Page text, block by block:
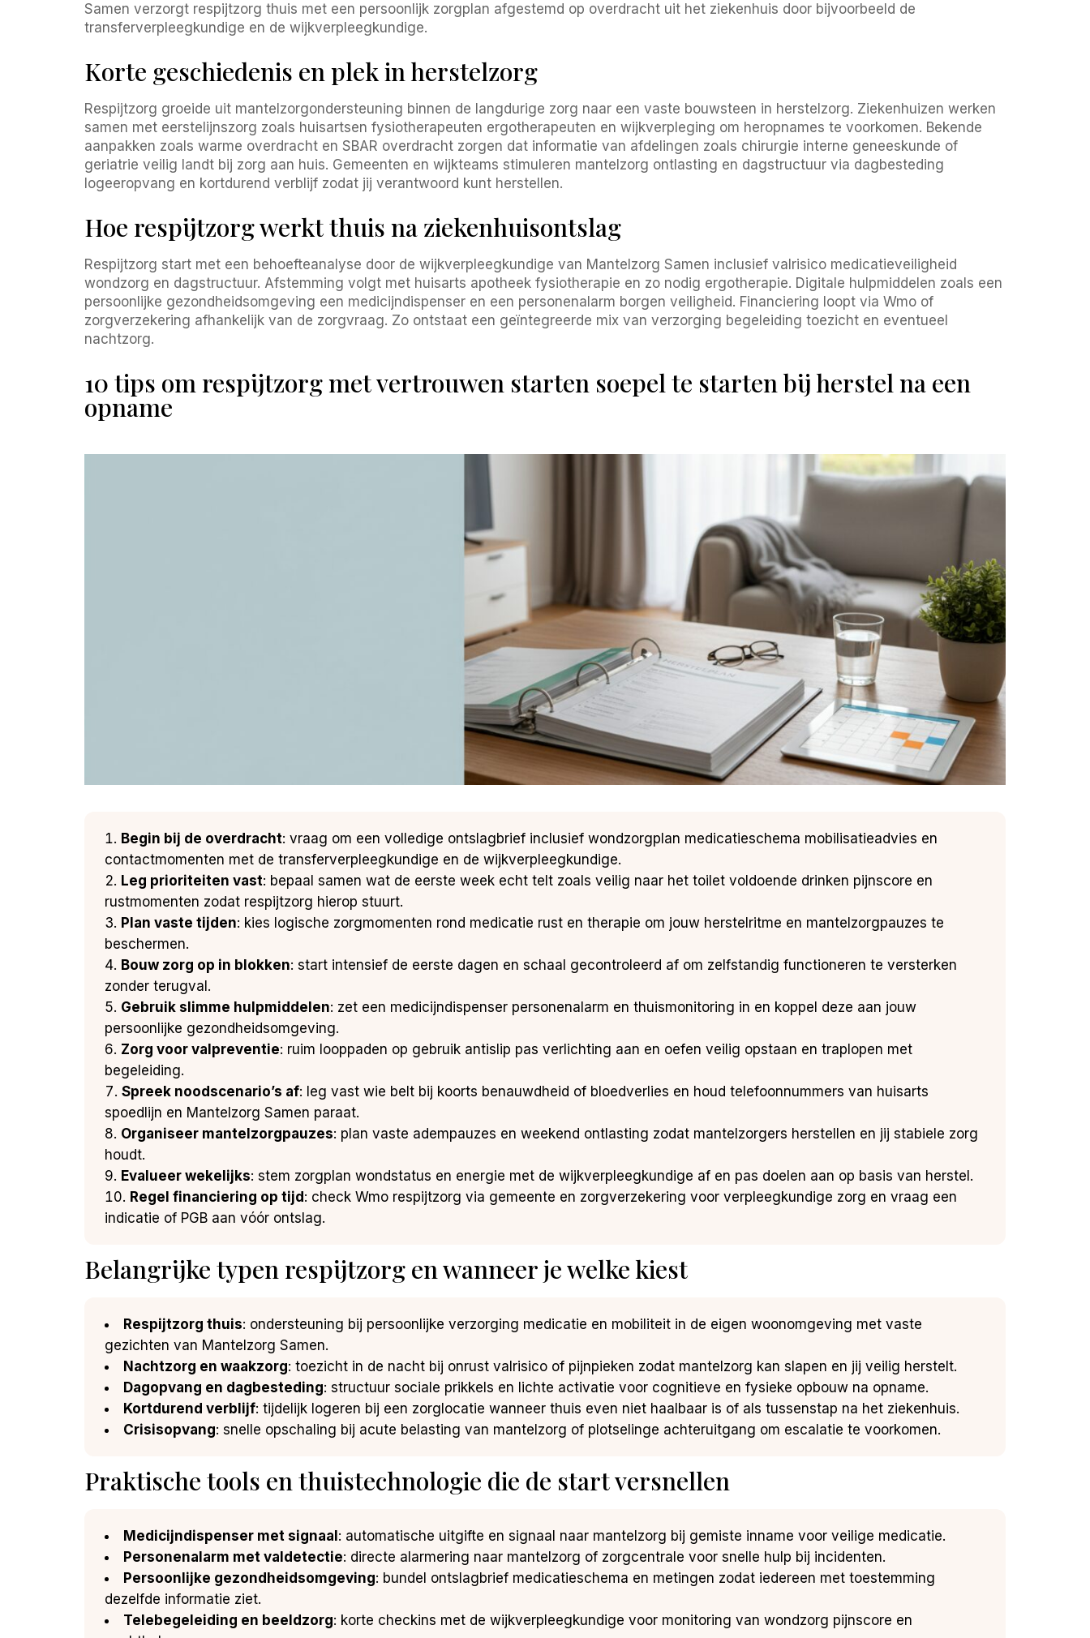
Samen verzorgt respijtzorg thuis met een persoonlijk zorgplan afgestemd op overdracht uit het ziekenhuis door bijvoorbeeld de
transferverpleegkundige en de wijkverpleegkundige.
Korte geschiedenis en plek in herstelzorg
Respijtzorg groeide uit mantelzorgondersteuning binnen de langdurige zorg naar een vaste bouwsteen in herstelzorg. Ziekenhuizen werken
samen met eerstelijnszorg zoals huisartsen fysiotherapeuten ergotherapeuten en wijkverpleging om heropnames te voorkomen. Bekende
aanpakken zoals warme overdracht en SBAR overdracht zorgen dat informatie van afdelingen zoals chirurgie interne geneeskunde of
geriatrie veilig landt bij zorg aan huis. Gemeenten en wijkteams stimuleren mantelzorg ontlasting en dagstructuur via dagbesteding
logeeropvang en kortdurend verblijf zodat jij verantwoord kunt herstellen.
Hoe respijtzorg werkt thuis na ziekenhuisontslag
Respijtzorg start met een behoefteanalyse door de wijkverpleegkundige van Mantelzorg Samen inclusief valrisico medicatieveiligheid
wondzorg en dagstructuur. Afstemming volgt met huisarts apotheek fysiotherapie en zo nodig ergotherapie. Digitale hulpmiddelen zoals een
persoonlijke gezondheidsomgeving een medicijndispenser en een personenalarm borgen veiligheid. Financiering loopt via Wmo of
zorgverzekering afhankelijk van de zorgvraag. Zo ontstaat een geïntegreerde mix van verzorging begeleiding toezicht en eventueel
nachtzorg.
10 tips om respijtzorg met vertrouwen starten soepel te starten bij herstel na een
opname
Begin bij de overdracht: vraag om een volledige ontslagbrief inclusief wondzorgplan medicatieschema mobilisatieadvies en
contactmomenten met de transferverpleegkundige en de wijkverpleegkundige.
Leg prioriteiten vast: bepaal samen wat de eerste week echt telt zoals veilig naar het toilet voldoende drinken pijnscore en
rustmomenten zodat respijtzorg hierop stuurt.
Plan vaste tijden: kies logische zorgmomenten rond medicatie rust en therapie om jouw herstelritme en mantelzorgpauzes te
beschermen.
Bouw zorg op in blokken: start intensief de eerste dagen en schaal gecontroleerd af om zelfstandig functioneren te versterken
zonder terugval.
Gebruik slimme hulpmiddelen: zet een medicijndispenser personenalarm en thuismonitoring in en koppel deze aan jouw
persoonlijke gezondheidsomgeving.
Zorg voor valpreventie: ruim looppaden op gebruik antislip pas verlichting aan en oefen veilig opstaan en traplopen met
begeleiding.
Spreek noodscenario’s af: leg vast wie belt bij koorts benauwdheid of bloedverlies en houd telefoonnummers van huisarts
spoedlijn en Mantelzorg Samen paraat.
Organiseer mantelzorgpauzes: plan vaste adempauzes en weekend ontlasting zodat mantelzorgers herstellen en jij stabiele zorg
houdt.
Evalueer wekelijks: stem zorgplan wondstatus en energie met de wijkverpleegkundige af en pas doelen aan op basis van herstel.
Regel financiering op tijd: check Wmo respijtzorg via gemeente en zorgverzekering voor verpleegkundige zorg en vraag een
indicatie of PGB aan vóór ontslag.
Belangrijke typen respijtzorg en wanneer je welke kiest
Respijtzorg thuis: ondersteuning bij persoonlijke verzorging medicatie en mobiliteit in de eigen woonomgeving met vaste
gezichten van Mantelzorg Samen.
Nachtzorg en waakzorg: toezicht in de nacht bij onrust valrisico of pijnpieken zodat mantelzorg kan slapen en jij veilig herstelt.
Dagopvang en dagbesteding: structuur sociale prikkels en lichte activatie voor cognitieve en fysieke opbouw na opname.
Kortdurend verblijf: tijdelijk logeren bij een zorglocatie wanneer thuis even niet haalbaar is of als tussenstap na het ziekenhuis.
Crisisopvang: snelle opschaling bij acute belasting van mantelzorg of plotselinge achteruitgang om escalatie te voorkomen.
Praktische tools en thuistechnologie die de start versnellen
Medicijndispenser met signaal: automatische uitgifte en signaal naar mantelzorg bij gemiste inname voor veilige medicatie.
Personenalarm met valdetectie: directe alarmering naar mantelzorg of zorgcentrale voor snelle hulp bij incidenten.
Persoonlijke gezondheidsomgeving: bundel ontslagbrief medicatieschema en metingen zodat iedereen met toestemming
dezelfde informatie ziet.
Telebegeleiding en beeldzorg: korte checkins met de wijkverpleegkundige voor monitoring van wondzorg pijnscore en